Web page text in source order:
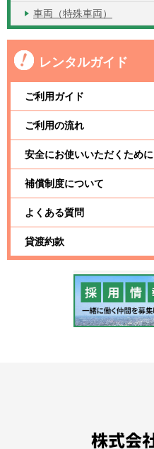
車両（特殊車両）
レンタルガイド
ご利用ガイド
ご利用の流れ
安全にお使いいただくために
補償制度について
よくある質問
貸渡約款